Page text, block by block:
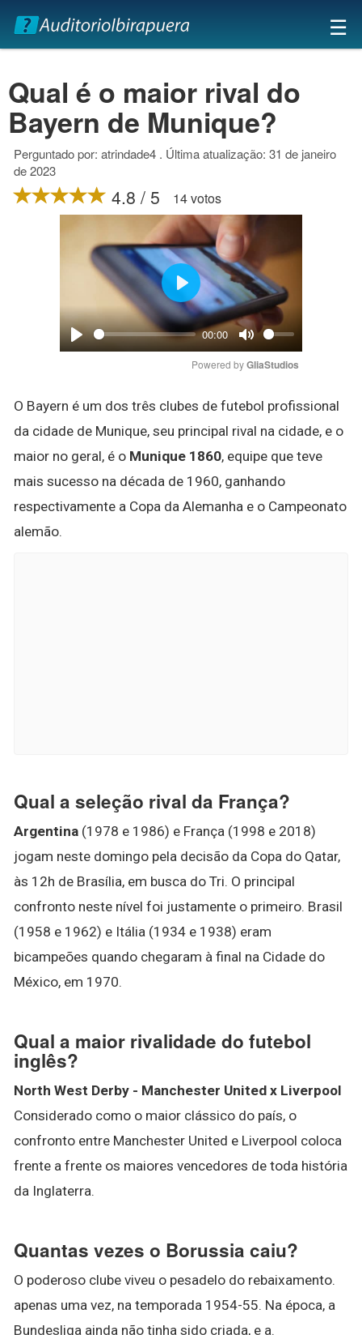
×
☰
Qual é o maior rival do
Bayern de Munique?
Perguntado por: atrindade4 . Última atualização: 31 de janeiro
de 2023
4.8 / 5 14 votos
Play
00:00
Mute
Play
Powered by GliaStudios
O Bayern é um dos três clubes de futebol profissional
da cidade de Munique, seu principal rival na cidade, e o
maior no geral, é o Munique 1860, equipe que teve
mais sucesso na década de 1960, ganhando
respectivamente a Copa da Alemanha e o Campeonato
alemão.
Qual a seleção rival da França?
Argentina (1978 e 1986) e França (1998 e 2018)
jogam neste domingo pela decisão da Copa do Qatar,
às 12h de Brasília, em busca do Tri. O principal
confronto neste nível foi justamente o primeiro. Brasil
(1958 e 1962) e Itália (1934 e 1938) eram
bicampeões quando chegaram à final na Cidade do
México, em 1970.
Qual a maior rivalidade do futebol
inglês?
North West Derby - Manchester United x Liverpool
Considerado como o maior clássico do país, o
confronto entre Manchester United e Liverpool coloca
frente a frente os maiores vencedores de toda história
da Inglaterra.
Quantas vezes o Borussia caiu?
O poderoso clube viveu o pesadelo do rebaixamento.
apenas uma vez, na temporada 1954-55. Na época, a
Bundesliga ainda não tinha sido criada, e a.